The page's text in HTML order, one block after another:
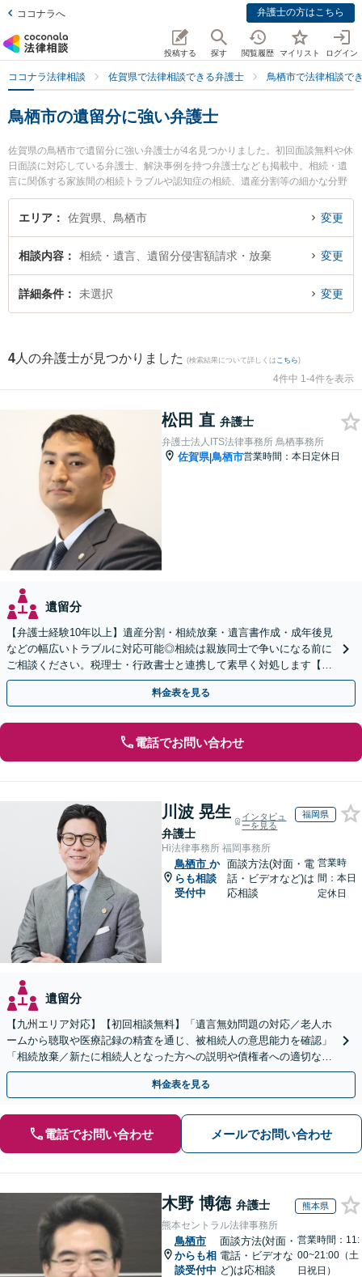
ココナラへ 弁護士の方はこちら
投稿する 探す 閲覧履歴 マイリスト ログイン
ココナラ法律相談 佐賀県で法律相談できる弁護士 鳥栖市で法律相談で
鳥栖市の遺留分に強い弁護士
佐賀県の鳥栖市で遺留分に強い弁護士が4名見つかりました。初回面談無料や休
日面談に対応している弁護士、解決事例を持つ弁護士なども掲載中。相続・遺
言に関係する家族間の相続トラブルや認知症の相続、遺産分割等の細かな分野
での絞り込み検索もでき便利です。特に弁護士法人ITS法律事務所 鳥栖事務所
の松田 直弁護士や九州鳥栖・芯鋭法律事務所の小山 一郎弁護士、九州鳥栖・芯
鋭法律事務所の竹下 正実弁護士のプロフィール情報や弁護士費用、強みなどが
ぐに弁護士に相談したい』『遺留分のトラブル解決の実績豊富な近くの弁護士
を検索したい』『初回相談無料で遺留分を法律相談できる鳥栖市内の弁護士に
相談予約したい』などでお困りの相談者さんにおすすめです。
エリア 佐賀県、鳥栖市 変更
相談内容 相続・遺言、遺留分侵害額請求・放棄 変更
詳細条件 未選択 変更
4 人の弁護士が見つかりました (検索結果について詳しくは こちら)
4件中 1-4件を表示
松田 直 弁護士
弁護士法人ITS法律事務所 鳥栖事務所
佐賀県|鳥栖市営業時間：本日定休日
遺留分
【弁護士経験10年以上】遺産分割・相続放棄・遺言書作成・成年後見
などの幅広いトラブルに対応可能◎相続は親族同士で争いになる前に
ご相談ください。税理士・行政書士と連携して素早く対処します【夜
間・休日の相談可能】【初回のご相談30分無料】
料金表を見る
電話でお問い合わせ
川波 晃生
弁護士
インタビュ
ーを見る
福岡県
Hi法律事務所 福岡事務所
鳥栖市 か
らも相談
受付中
面談方法(対面・電
話・ビデオなど)は
応相談
営業時
間：本日
定休日
遺留分
【九州エリア対応】【初回相談無料】「遺言無効問題の対応／老人ホ
ームから聴取や医療記録の精査を通じ、被相続人の意思能力を確認」
「相続放棄／新たに相続人となった方への説明や債権者への適切な対
応まで、きめ細やかにサポート」【休日・夜間相談可】
料金表を見る
電話でお問い合わせ メールでお問い合わせ
木野 博徳 弁護士 熊本県
熊本セントラル法律事務所
鳥栖市
からも相
談受付中
面談方法(対面・
電話・ビデオな
ど)は応相談
営業時間：11:
00~21:00（土
日祝日）